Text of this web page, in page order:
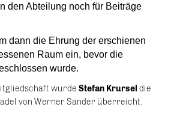
den Abteilung noch für Beiträge
dann die Ehrung der erschienen
Raum ein, bevor die
wurde.
wurde Stefan Krursel die
von Werner Sander überreicht.